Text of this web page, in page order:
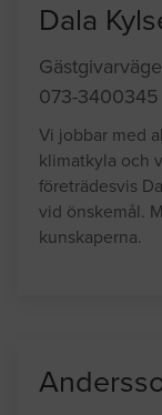
Dala
073-3400345
Vi jobbar med
klimatkyla och
företrädesvis
vid önskemål.
kunskaperna.